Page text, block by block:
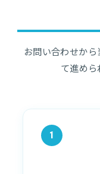
お問い合わせか
て進めら
1